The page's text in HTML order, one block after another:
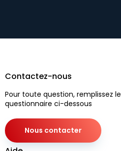
Contactez-nous
Pour toute question, remplissez le
questionnaire ci-dessous
Nous contacter